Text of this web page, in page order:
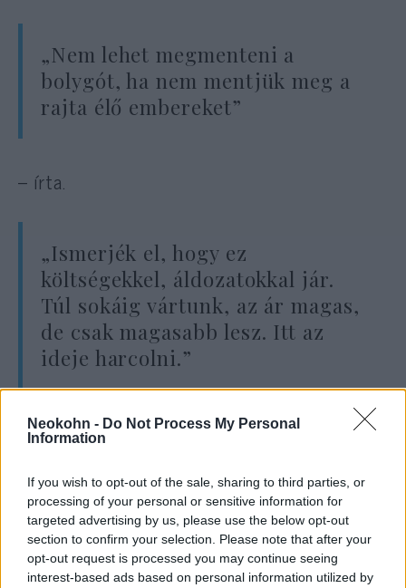
Neokohn - Do Not Process My Personal
Information
If you wish to opt-out of the sale, sharing to third parties, or
processing of your personal or sensitive information for
targeted advertising by us, please use the below opt-out
section to confirm your selection. Please note that after your
opt-out request is processed you may continue seeing
interest-based ads based on personal information utilized by
„Nem lehet megmenteni a
bolygót, ha nem mentjük meg a
rajta élő embereket”
– írta.
„Ismerjék el, hogy ez
költségekkel, áldozatokkal jár.
Túl sokáig vártunk, az ár magas,
de csak magasabb lesz. Itt az
ideje harcolni.”
A sakknagymester szerzője a Winter Is
Putyint és a szabad világ ellenségeit” című
könyvét 2015-ben, egy évvel azután, hogy
Putyin törvénytelenül elvette Ukrajnától a
Krímet.